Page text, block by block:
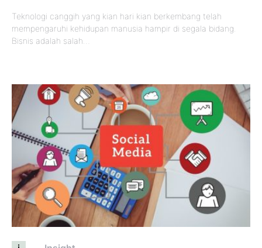
Teknologi canggih yang kian hari kian berkembang telah
mempengaruhi kehidupan manusia hampir di segala bidang.
Bisnis adalah salah…